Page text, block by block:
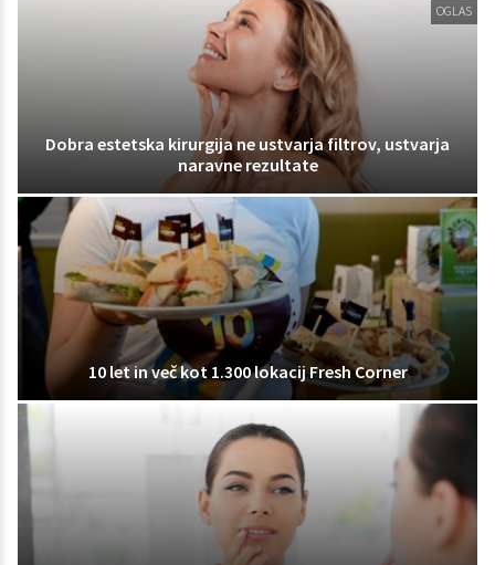
OGLAS
Dobra estetska kirurgija ne ustvarja filtrov, ustvarja
naravne rezultate
10 let in več kot 1.300 lokacij Fresh Corner